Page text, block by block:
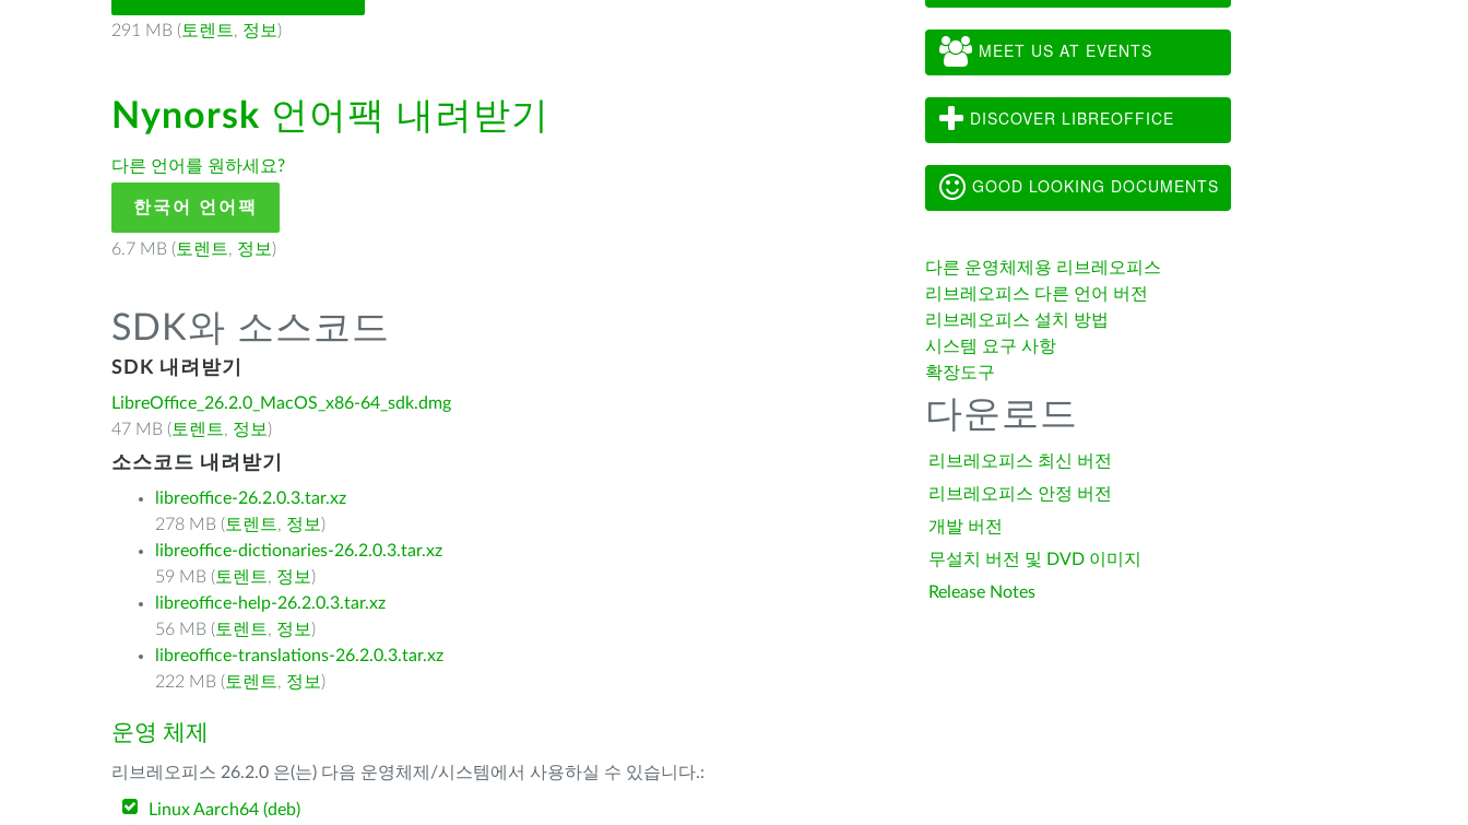
291 MB ( 토렌트, 정보 )
Nynorsk 언어팩 내려받기
다른 언어를 원하세요?
한국어 언어팩
6.7 MB ( 토렌트, 정보 )
SDK와 소스코드
SDK 내려받기
LibreOffice_26.2.0_MacOS_x86-64_sdk.dmg
47 MB ( 토렌트, 정보 )
소스코드 내려받기
libreoffice-26.2.0.3.tar.xz
278 MB ( 토렌트, 정보 )
libreoffice-dictionaries-26.2.0.3.tar.xz
59 MB ( 토렌트, 정보 )
libreoffice-help-26.2.0.3.tar.xz
56 MB ( 토렌트, 정보 )
libreoffice-translations-26.2.0.3.tar.xz
222 MB ( 토렌트, 정보 )
운영 체제
리브레오피스 26.2.0 은(는) 다음 운영체제/시스템에서 사용하실 수 있습니다.:
Linux Aarch64 (deb)
MEET US AT EVENTS
DISCOVER LIBREOFFICE
GOOD LOOKING DOCUMENTS
다른 운영체제용 리브레오피스
리브레오피스 다른 언어 버전
리브레오피스 설치 방법
시스템 요구 사항
확장도구
다운로드
리브레오피스 최신 버전
리브레오피스 안정 버전
개발 버전
무설치 버전 및 DVD 이미지
Release Notes